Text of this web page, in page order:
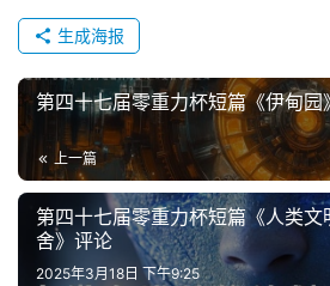
章
科
幻
资
讯
主
注册
生成海报
第四十七届零重力杯短篇《伊甸园
上一篇
第四十七届零重力杯短篇《人类
舍》评论
2025年3月18日 下午9:25